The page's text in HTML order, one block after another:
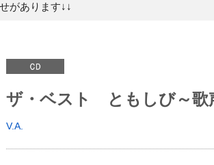
があります↓↓
ザ・ベスト ともしび～歌
V.A.